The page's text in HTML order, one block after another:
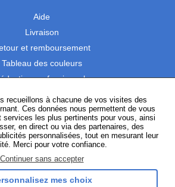
Aide
Livraison
et remboursement
Tableau des couleurs
professionnels
Satisfaction Clients
SUIVEZ-NOUS
recueillons à chacune de vos visites des
Ces données nous permettent de vous
services les plus pertinents pour vous, ainsi
en direct ou via des partenaires, des
personnalisées, tout en mesurant leur
Merci pour votre confiance.
Continuer sans accepter
mes choix